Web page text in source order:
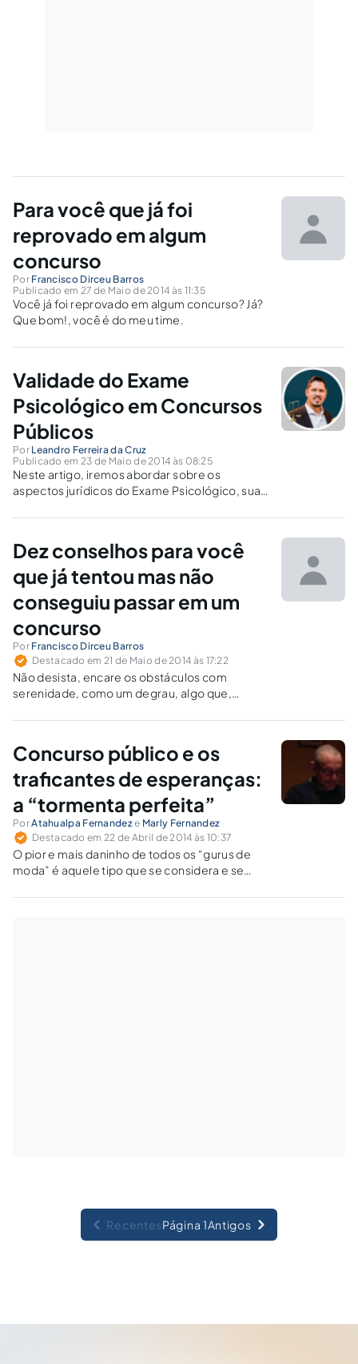
Para você que já foi
reprovado em algum
concurso
Por Francisco Dirceu Barros
Publicado em 27 de Maio de 2014 às 11:35
Você já foi reprovado em algum concurso? Já?
Que bom!, você é do meu time.
Validade do Exame
Psicológico em Concursos
Públicos
Por Leandro Ferreira da Cruz
Publicado em 23 de Maio de 2014 às 08:25
Neste artigo, iremos abordar sobre os
aspectos jurídicos do Exame Psicológico, sua
eliminatória, e sua exigência no âmbito dos
Dez conselhos para você
que já tentou mas não
conseguiu passar em um
concurso
Por Francisco Dirceu Barros
Destacado em 21 de Maio de 2014 às 17:22
Não desista, encare os obstáculos com
serenidade, como um degrau, algo que,
superior. Lembre-se de que o caminho mais
Concurso público e os
traficantes de esperanças:
a “tormenta perfeita”
PorAtahualpa Fernandeze Marly Fernandez
Destacado em 22 de Abril de 2014 às 10:37
O pior e mais daninho de todos os “gurus de
moda” é aquele tipo que se considera e se
“neuroguru”, “motivador” e “triunfador”. Neste
RecentesPágina 1Antigos